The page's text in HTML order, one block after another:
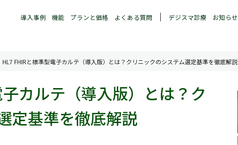
導入事例 機能 プランと価格 よくある質問 デジスマ診療 お知らせ
HL7 FHIRと標準型電子カルテ（導入版）とは？クリニックのシステム選定基準を徹底解説
カルテ（導入版）とは？ク
定基準を徹底解説